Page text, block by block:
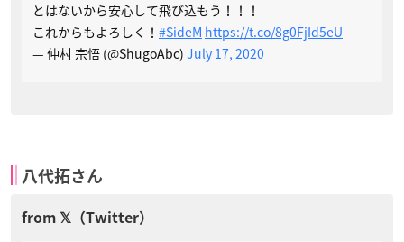
とはないから安心して飛び込もう！！！
これからもよろしく！ #SideM https://t.co/8g0FjId5eU
— 仲村 宗悟 (@ShugoAbc) July 17, 2020
八代拓さん